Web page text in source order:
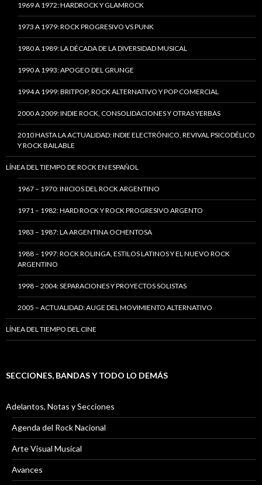
1969 A 1972: HARDROCK Y GLAMROCK
1973 A 1979: ROCK PROGRESIVO VS PUNK
1980 A 1989: LA DÉCADA DE LA DIVERSIDAD MUSICAL
1990 A 1993: APOGEO DEL GRUNGE
1994 A 1999: BRITPOP, ROCK ALTERNATIVO Y POP COMERCIAL
2000 A 2009: INDIE ROCK, CONSOLIDACIONES Y OTRAS YERBAS
2010 HASTA LA ACTUALIDAD: INDIE ELECTRÓNICO, REVIVAL PSICODÉLICO
Y ROCK BAILABLE
LÍNEA DEL TIEMPO DE ROCK EN ESPAÑOL
1967 – 1970: INICIOS DEL ROCK ARGENTINO
1971 – 1982: HARD ROCK Y ROCK PROGRESIVO ARGENTO
1983 – 1987: LA ARGENTINA OCHENTOSA
1988 – 1997: ROCK ROLINGA, ESTILOS LATINOS Y EL NUEVO ROCK
ARGENTINO
1998 – 2004: SEPARACIONES Y PROYECTOS SOLISTAS
2005 – ACTUALIDAD: AUGE DEL MOVIMIENTO ALTERNATIVO
LÍNEA DEL TIEMPO DEL CINE
SECCIONES, BANDAS Y TODO LO DEMÁS
Adelantos, Notas y Secciones
Agenda del Rock Nacional
Arte Visual Musical
Avances